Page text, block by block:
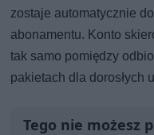
zostaje automatycznie
abonamentu. Konto
tak samo pomiędzy
pakietach dla dorosłych
Tego nie możesz